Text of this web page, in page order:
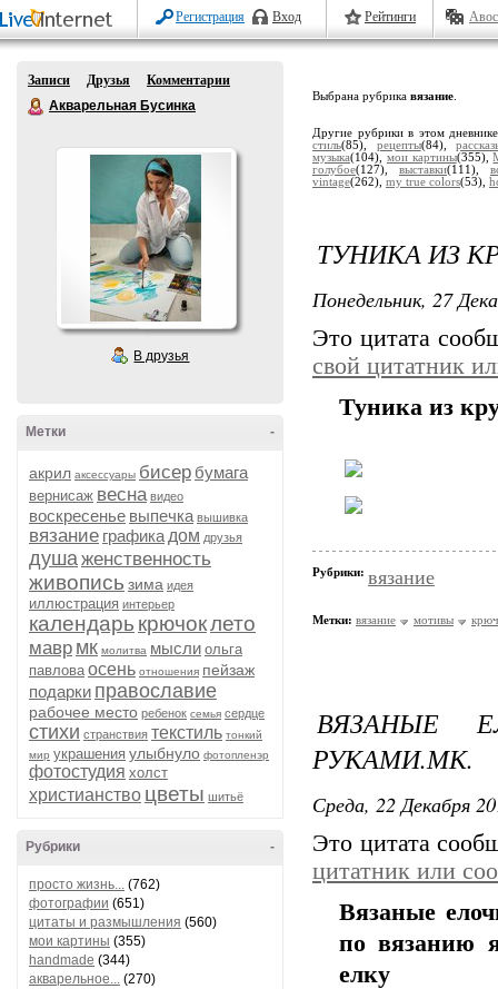
Регистрация Вход Рейтинги
Записи Друзья
Комментарии
Акварельная Бусинка
В друзья
-
Метки
акрил аксессуары бисер бумага
вернисаж весна видео
воскресенье выпечка вышивка
вязание графика дом друзья
душаженственность
живопись зима идея
иллюстрация интерьер
календарь крючоклето
мавр мк молитва мысли ольга
павлова осень отношения пейзаж
подарки православие
рабочее место ребенок семья сердце
стихи странствия текстиль тонкий
мир украшения улыбнуло фотопленэр
фотостудия холст
христианство цветы шитьё
-
Рубрики
просто жизнь... (762)
фотографии (651)
цитаты и размышления (560)
мои картины (355)
handmade (344)
акварельное... (270)
Выбрана рубрика вязание
Другие рубрики в этом
стиль(85), рецепты(84),
музыка(104), мои картины(355),
голубое(127), выставки(111),
vintage(262), my true colors(53),
ТУНИКА ИЗ
Понедельник, 27
Это цитата
свой цитатник
Туника из
Рубрики: вязание
Метки: вязание мотивы
ВЯЗАНЫЕ
РУКАМИ.МК.
Среда, 22 Декабря
Это цитата
цитатник или
Вязаные
по вязанию
елку